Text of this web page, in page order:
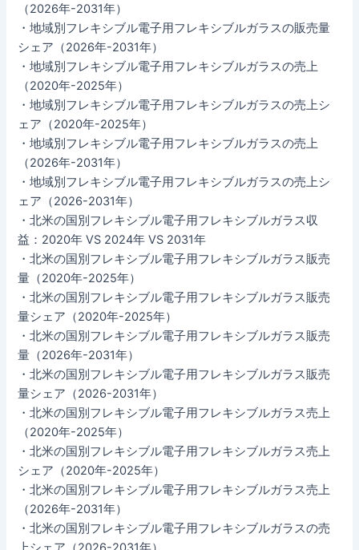
（2026年-2031年）
・地域別フレキシブル電子用フレキシブルガラスの販売量
シェア（2026年-2031年）
・地域別フレキシブル電子用フレキシブルガラスの売上
（2020年-2025年）
・地域別フレキシブル電子用フレキシブルガラスの売上シ
ェア（2020年-2025年）
・地域別フレキシブル電子用フレキシブルガラスの売上
（2026年-2031年）
・地域別フレキシブル電子用フレキシブルガラスの売上シ
ェア（2026-2031年）
・北米の国別フレキシブル電子用フレキシブルガラス収
益：2020年 VS 2024年 VS 2031年
・北米の国別フレキシブル電子用フレキシブルガラス販売
量（2020年-2025年）
・北米の国別フレキシブル電子用フレキシブルガラス販売
量シェア（2020年-2025年）
・北米の国別フレキシブル電子用フレキシブルガラス販売
量（2026年-2031年）
・北米の国別フレキシブル電子用フレキシブルガラス販売
量シェア（2026-2031年）
・北米の国別フレキシブル電子用フレキシブルガラス売上
（2020年-2025年）
・北米の国別フレキシブル電子用フレキシブルガラス売上
シェア（2020年-2025年）
・北米の国別フレキシブル電子用フレキシブルガラス売上
（2026年-2031年）
・北米の国別フレキシブル電子用フレキシブルガラスの売